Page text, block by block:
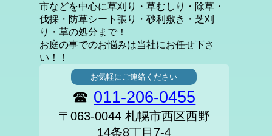
市などを中心に草刈り・草むしり・除草・
伐採・防草シート張り・砂利敷き・芝刈
り・草の処分まで！
お庭の事でのお悩みは当社にお任せ下さ
い！！
お気軽にご連絡ください
☎ 011-206-0455
〒063-0044 札幌市西区西野
14条8丁目7-4